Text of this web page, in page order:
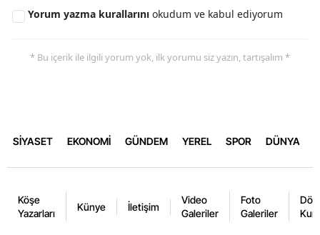
Yorum yazma kurallarını okudum ve kabul ediyorum
* Bu içerik ile ilgili yorum yok, ilk yorumu siz yazın, tartışalım *
SİYASET EKONOMİ GÜNDEM YEREL SPOR DÜNYA
Köşe
Yazarları
Künye İletişim
Video
Galeriler
Foto
Galeriler